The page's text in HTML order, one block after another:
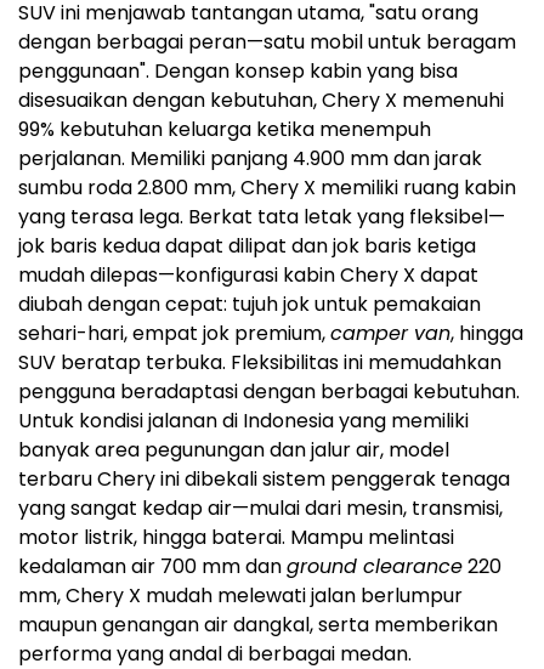
SUV ini menjawab tantangan utama, "satu orang
dengan berbagai peran—satu mobil untuk beragam
penggunaan". Dengan konsep kabin yang bisa
disesuaikan dengan kebutuhan, Chery X memenuhi
99% kebutuhan keluarga ketika menempuh
perjalanan. Memiliki panjang 4.900 mm dan jarak
sumbu roda 2.800 mm, Chery X memiliki ruang kabin
yang terasa lega. Berkat tata letak yang fleksibel—
jok baris kedua dapat dilipat dan jok baris ketiga
mudah dilepas—konfigurasi kabin Chery X dapat
diubah dengan cepat: tujuh jok untuk pemakaian
sehari-hari, empat jok premium,camper van, hingga
SUV beratap terbuka. Fleksibilitas ini memudahkan
pengguna beradaptasi dengan berbagai kebutuhan.
Untuk kondisi jalanan di Indonesiayang memiliki
banyak area pegunungan dan jalur air, model
terbaru Chery ini dibekali sistem penggerak tenaga
yang sangat kedap air—mulai dari mesin, transmisi,
motor listrik, hingga baterai. Mampu melintasi
kedalaman air 700 mm danground clearance220
mm, Chery X mudah melewati jalan berlumpur
maupun genangan air dangkal, serta memberikan
performa yang andal di berbagai medan.